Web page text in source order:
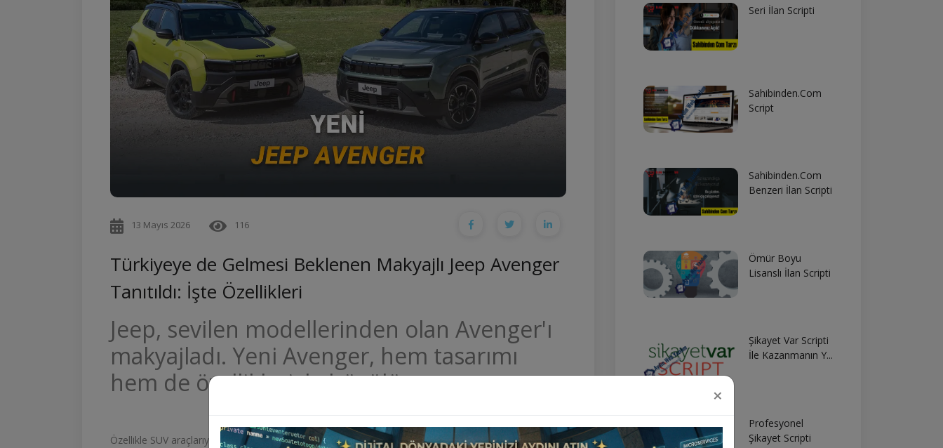
13 Mayıs 2026 116
Türkiyeye de Gelmesi Beklenen Makyajlı Jeep Avenger
Tanıtıldı: İşte Özellikleri
Jeep, sevilen modellerinden olan Avenger'ı
makyajladı. Yeni Avenger, hem tasarımı
hem de özellikleriyle büyülüyor.
Özellikle SUV araçlarıyla tanıdığımız, dünyanın en önde gelen otomobilİlan Scripti V8markalarından
Seri İlan Scripti
Sahibinden.Com
Script
Sahibinden.Com
Benzeri İlan Scripti
Ömür Boyu
Lisanslı İlan Scripti
Şikayet Var Scripti
İle Kazanmanın Y...
Profesyonel
Şikayet Scripti
×